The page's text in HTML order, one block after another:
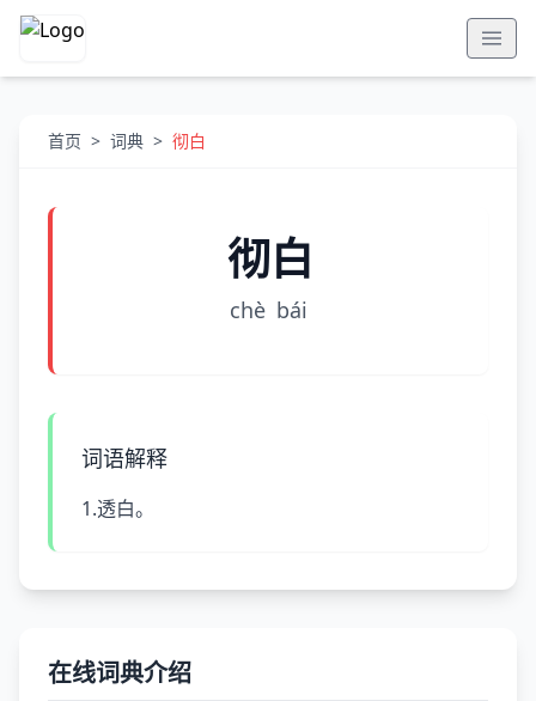
首页 > 词典 > 彻白
彻白
chè bái
词语解释
1.透白。
在线词典介绍